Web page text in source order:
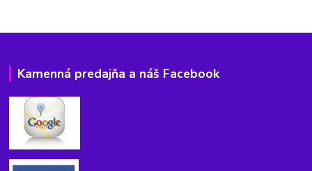
Kamenná predajňa a náš Facebook